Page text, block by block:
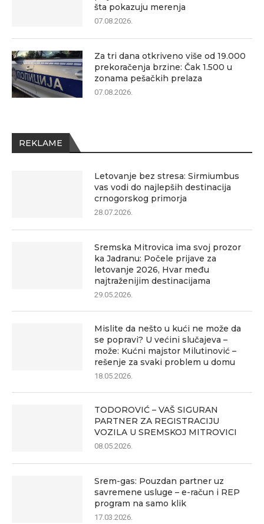
šta pokazuju merenja
07.08.2026.
Za tri dana otkriveno više od 19.000
prekoračenja brzine: Čak 1.500 u
zonama pešačkih prelaza
07.08.2026.
REKLAME
Letovanje bez stresa: Sirmiumbus
vas vodi do najlepših destinacija
crnogorskog primorja
28.07.2026.
Sremska Mitrovica ima svoj prozor
ka Jadranu: Počele prijave za
letovanje 2026, Hvar među
najtraženijim destinacijama
29.05.2026.
Mislite da nešto u kući ne može da
se popravi? U većini slučajeva –
može: Kućni majstor Milutinović –
rešenje za svaki problem u domu
18.05.2026.
TODOROVIĆ – VAŠ SIGURAN
PARTNER ZA REGISTRACIJU
VOZILA U SREMSKOJ MITROVICI
08.05.2026.
Srem-gas: Pouzdan partner uz
savremene usluge – e-račun i REP
program na samo klik
17.03.2026.